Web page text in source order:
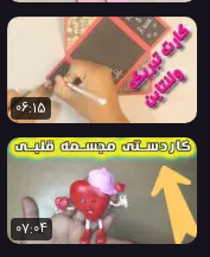
06:15
07:04